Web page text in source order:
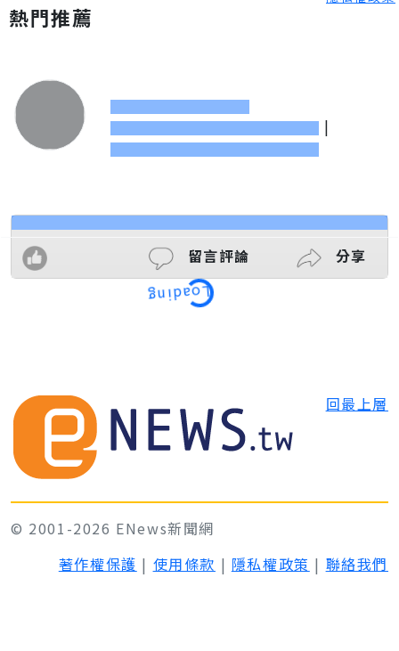
熱門推薦
|
留言評論 分享
Loading
回最上層
© 2001-2026 ENews新聞網
著作權保護 | 使用條款 | 隱私權政策 | 聯絡我們